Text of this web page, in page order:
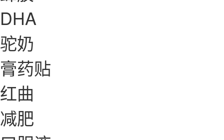
DHA
驼奶
膏药贴
红曲
减肥